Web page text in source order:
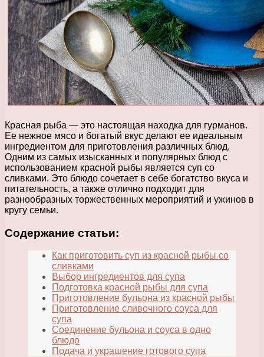
Красная рыба — это настоящая находка для гурманов.
Ее нежное мясо и богатый вкус делают ее идеальным
ингредиентом для приготовления различных блюд.
Одним из самых изысканных и популярных блюд с
использованием красной рыбы является суп со
сливками. Это блюдо сочетает в себе богатство вкуса и
питательность, а также отлично подходит для
разнообразных торжественных мероприятий и ужинов в
кругу семьи.
Содержание статьи:
Как приготовить суп из красной рыбы со
сливками
Выбор ингредиентов для супа
Подготовка красной рыбы для супа
Приготовление бульона из красной рыбы
Приготовление сливочного соуса для
супа
Соединение бульона и соуса в одно
блюдо
Подача и украшение готового супа